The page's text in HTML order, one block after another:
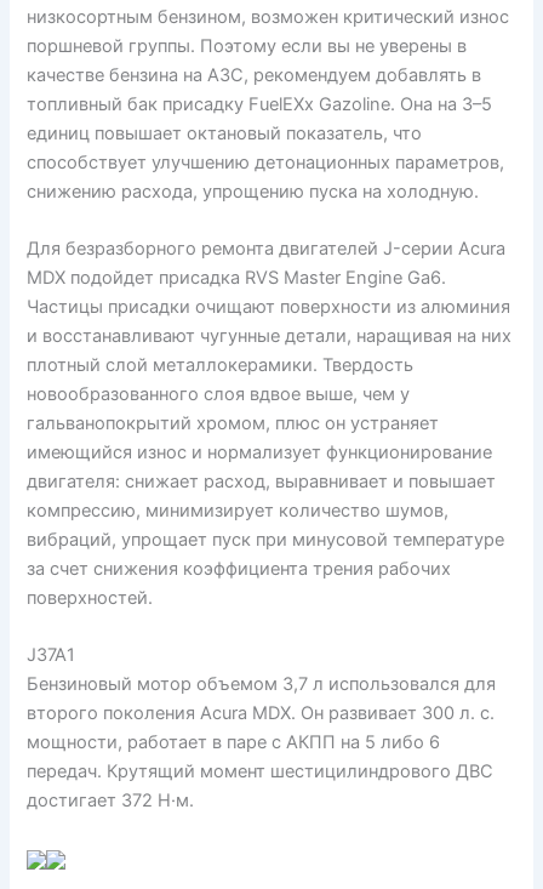
низкосортным бензином, возможен критический износ
поршневой группы. Поэтому если вы не уверены в
качестве бензина на АЗС, рекомендуем добавлять в
топливный бак присадку FuelEXx Gazoline. Она на 3–5
единиц повышает октановый показатель, что
способствует улучшению детонационных параметров,
снижению расхода, упрощению пуска на холодную.
Для безразборного ремонта двигателей J-серии Acura
MDX подойдет присадка RVS Master Engine Ga6.
Частицы присадки очищают поверхности из алюминия
и восстанавливают чугунные детали, наращивая на них
плотный слой металлокерамики. Твердость
новообразованного слоя вдвое выше, чем у
гальванопокрытий хромом, плюс он устраняет
имеющийся износ и нормализует функционирование
двигателя: снижает расход, выравнивает и повышает
компрессию, минимизирует количество шумов,
вибраций, упрощает пуск при минусовой температуре
за счет снижения коэффициента трения рабочих
поверхностей.
J37A1
Бензиновый мотор объемом 3,7 л использовался для
второго поколения Acura MDX. Он развивает 300 л. с.
мощности, работает в паре с АКПП на 5 либо 6
передач. Крутящий момент шестицилиндрового ДВС
достигает 372 Н·м.